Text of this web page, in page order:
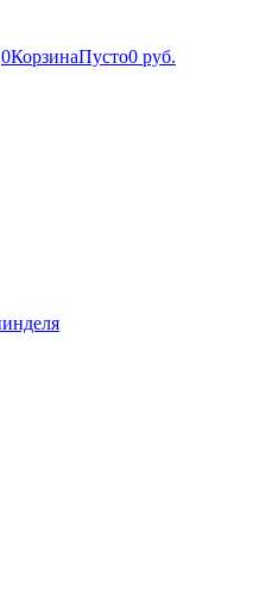
0КорзинаПусто0 руб.